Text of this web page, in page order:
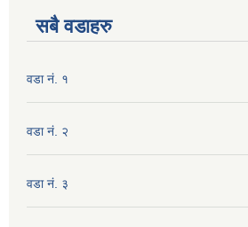
सबै वडाहरु
वडा नं. १
वडा नं. २
वडा नं. ३